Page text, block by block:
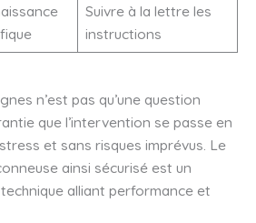
Suivre à la lettre les
instructions
n’est pas qu’une question
que l’intervention se passe en
et sans risques imprévus. Le
ainsi sécurisé est un
alliant performance et